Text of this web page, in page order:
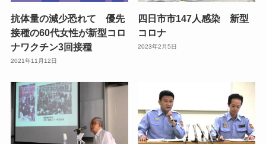
抗体量の減少恐れて 優先
接種の60代女性が新型コロ
ナワクチン3回接種
2021年11月12日
四日市市147人感染 新型
コロナ
2023年2月5日